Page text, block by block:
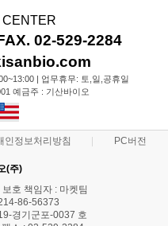
02-529-2284
| 업무휴무: 토,일,공휴일
예금주 : 기산바이오
인정보처리방침 PC버전
(주)
호 책임자 : 마켓팀
86-56373
경기군포-0037 호